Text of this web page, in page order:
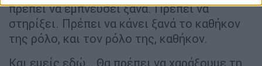
πρέπει να εμπνεύσει ξανά. Πρέπει να
στηρίξει. Πρέπει να κάνει ξανά το καθήκον
της ρόλο, και τον ρόλο της, καθήκον.
Και εμείς εδώ… Θα πρέπει να χαράξουμε τη